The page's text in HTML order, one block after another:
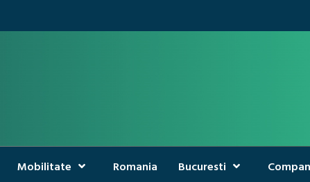
Mobilitate Romania Bucuresti